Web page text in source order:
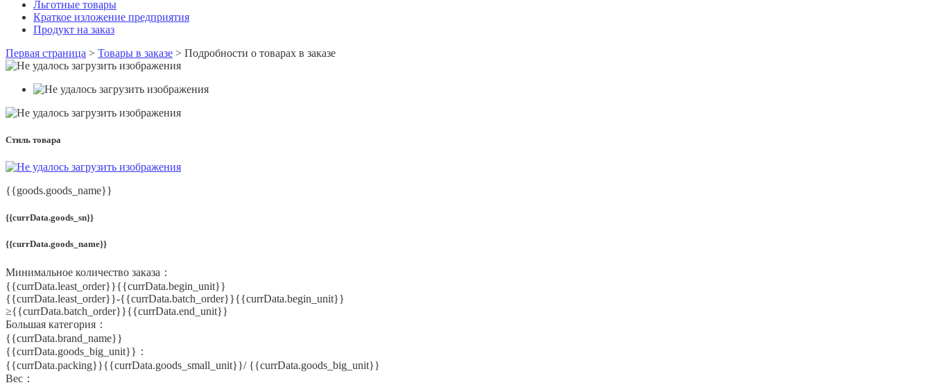
Льготные товары
Краткое изложение предприятия
Продукт на заказ
Первая страница > Товары в заказе > Подробности о товарах в заказе
Стиль товара
{{goods.goods_name}}
{{currData.goods_sn}}
{{currData.goods_name}}
Минимальное количество заказа：
{{currData.least_order}}{{currData.begin_unit}}
{{currData.least_order}}-{{currData.batch_order}}{{currData.begin_unit}}
≥{{currData.batch_order}}{{currData.end_unit}}
Большая категория：
{{currData.brand_name}}
{{currData.goods_big_unit}}：
{{currData.packing}}{{currData.goods_small_unit}}/ {{currData.goods_big_unit}}
Вес：